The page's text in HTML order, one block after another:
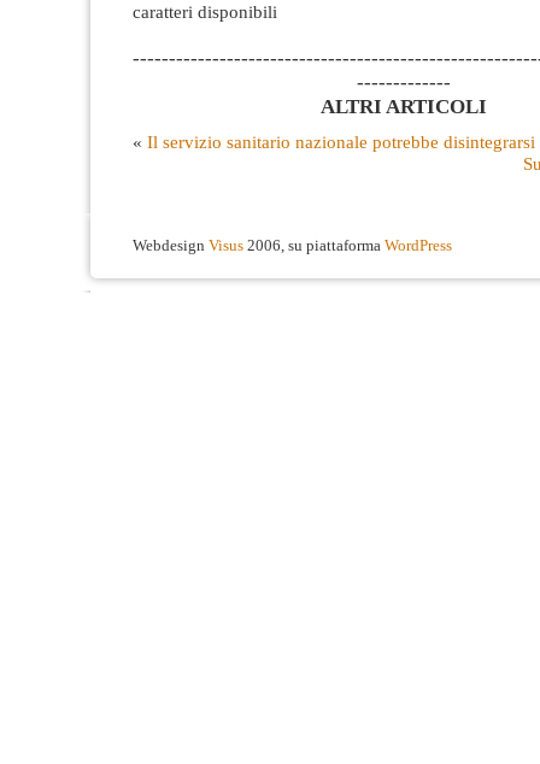
caratteri disponibili
-------------
ALTRI ARTICOLI
« Il servizio sanitario nazionale potrebbe
Webdesign Visus 2006, su piattaforma WordPress